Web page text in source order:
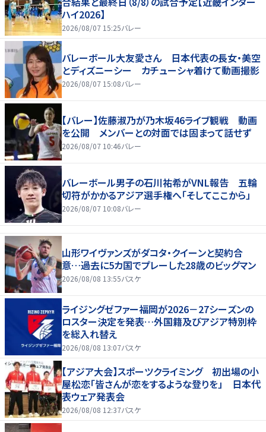
ハイ2026】
2026/08/07 15:25バレー
バレーボール大友愛さん 日本代表の長女・美空
とディズニーシー カチューシャ着けて動画撮影
2026/08/07 15:08バレー
【バレー】佐藤淑乃が乃木坂46ライブ観戦 動画
を公開 メンバーとの対面では固まって話せず
2026/08/07 10:46バレー
バレーボール男子の石川祐希がVNL報告 五輪
切符がかかるアジア選手権へ「そしてここから」
2026/08/07 10:08バレー
山形ワイヴァンズがダコタ・クイーンと契約合
意…過去に5カ国でプレーした28歳のビッグマン
2026/08/08 13:55バスケ
ライジングゼファー福岡が2026－27シーズンの
ロスター決定を発表…外国籍及びアジア特別枠
を総入れ替え
2026/08/08 13:07バスケ
【アジア大会】スポーツクライミング 初出場の小
屋松恋「皆さんが恋をするような登りを」 日本代
表ウェア発表会
2026/08/08 12:37バスケ